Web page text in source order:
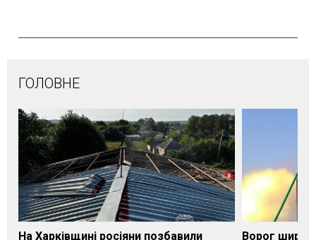
ГОЛОВНЕ
На Харківщині росіяни позбавили
Ворог